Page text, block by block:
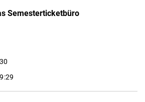
Semesterticketbüro